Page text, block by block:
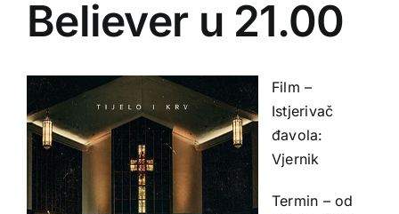
Believer u 21.00
Film –
Istjerivač
đavola:
Vjernik
Termin – od